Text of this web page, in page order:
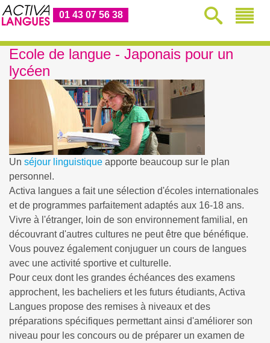
01 43 07 56 38
Ecole de langue - Japonais pour un
lycéen
Un séjour linguistique apporte beaucoup sur le plan
personnel.
Activa langues a fait une sélection d'écoles internationales
et de programmes parfaitement adaptés aux 16-18 ans.
Vivre à l'étranger, loin de son environnement familial, en
découvrant d'autres cultures ne peut être que bénéfique.
Vous pouvez également conjuguer un cours de langues
avec une activité sportive et culturelle.
Pour ceux dont les grandes échéances des examens
approchent, les bacheliers et les futurs étudiants, Activa
Langues propose des remises à niveaux et des
préparations spécifiques permettant ainsi d'améliorer son
niveau pour les concours ou de préparer un examen de